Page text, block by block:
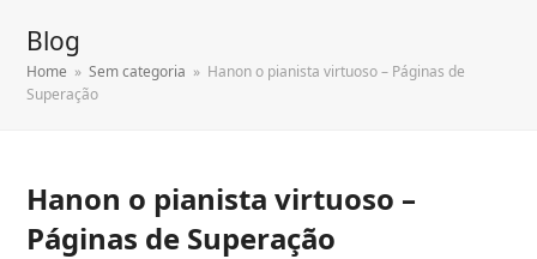
Blog
Home » Sem categoria » Hanon o pianista virtuoso – Páginas de
Superação
Hanon o pianista virtuoso –
Páginas de Superação